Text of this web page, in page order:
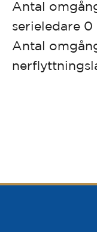
Antal
serieledare 0
Antal